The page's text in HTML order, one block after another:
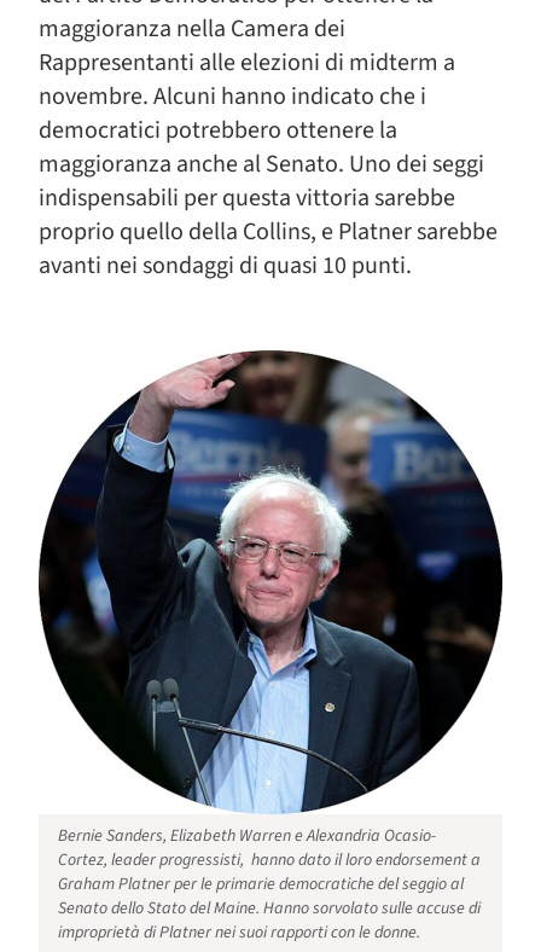
maggioranza nella Camera dei
Rappresentanti alle elezioni di midterm a
novembre. Alcuni hanno indicato che i
democratici potrebbero ottenere la
maggioranza anche al Senato. Uno dei seggi
indispensabili per questa vittoria sarebbe
proprio quello della Collins, e Platner sarebbe
avanti nei sondaggi di quasi 10 punti.
Bernie Sanders, Elizabeth Warren e Alexandria Ocasio-
Cortez, leader progressisti, hanno dato il loro endorsement a
Graham Platner per le primarie democratiche del seggio al
Senato dello Stato del Maine. Hanno sorvolato sulle accuse di
improprietà di Platner nei suoi rapporti con le donne.